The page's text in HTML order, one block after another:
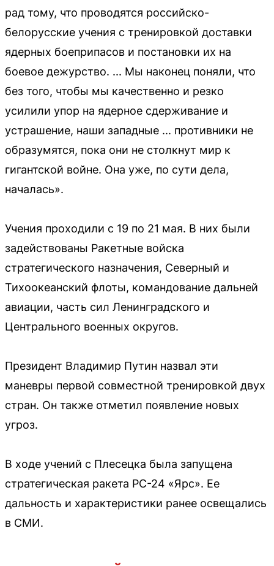
рад тому, что проводятся российско-
белорусские учения с тренировкой доставки
ядерных боеприпасов и постановки их на
боевое дежурство. ... Мы наконец поняли, что
без того, чтобы мы качественно и резко
усилили упор на ядерное сдерживание и
устрашение, наши западные ... противники не
образумятся, пока они не столкнут мир к
гигантской войне. Она уже, по сути дела,
началась».
Учения проходили с 19 по 21 мая. В них были
задействованы Ракетные войска
стратегического назначения, Северный и
Тихоокеанский флоты, командование дальней
авиации, часть сил Ленинградского и
Центрального военных округов.
Президент Владимир Путин назвал эти
маневры первой совместной тренировкой двух
стран. Он также отметил появление новых
угроз.
В ходе учений с Плесецка была запущена
стратегическая ракета РС-24 «Ярс». Ее
дальность и характеристики ранее освещались
в СМИ.